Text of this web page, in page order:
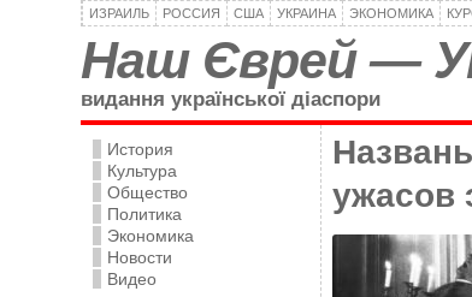
ИЗРАИЛЬ РОССИЯ США УКРАИНА ЭКОНОМИКА
Наш Єврей —
видання української діаспори
История
Культура
Общество
Политика
Экономика
Новости
Видео
ужасов